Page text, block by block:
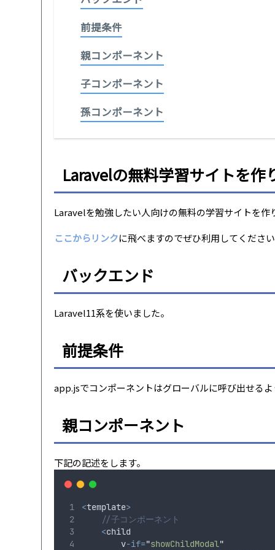
前提条件
親コンポーネント
子コンポーネント
孫コンポーネント
Laravelの無料学習サイトを作
Laravelを勉強したい人向けの無料の学習サイトを作
ここからリンクに飛べますのでぜひ利用してください
バックエンド
Laravel11系を使いました。
前提条件
app.jsでコンポーネントはグローバルに呼び出せるよ
親コンポーネント
下記の記述をします。
<template>
//子コンポーネント
<child
        v
-if="showChildModal"